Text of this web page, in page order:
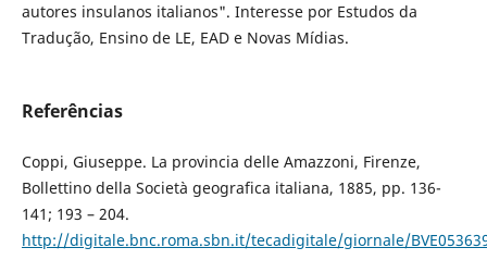
autores insulanos italianos". Interesse por Estudos da
Tradução, Ensino de LE, EAD e Novas Mídias.
Referências
Coppi, Giuseppe. La provincia delle Amazzoni, Firenze,
Bollettino della Società geografica italiana, 1885, pp. 136-
141; 193 – 204.
http://digitale.bnc.roma.sbn.it/tecadigitale/giornale/